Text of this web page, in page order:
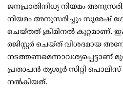
ജനപ്രാതിനിധ്യ നിയമം
നിയമം അനുസരിച്ചും സുരേഷ്
ചെയ്തത് ക്രിമിനല്‍ കുറ്റമാണ്.
രജിസ്റ്റര്‍ ചെയ്ത് വിശദമായ
നടത്തണമെന്നാവശ്യപ്പെട്ടാണ്
പ്രതാപന്‍ തൃശൂര്‍ സിറ്റി പൊലീസ്
നല്‍കിയത്.